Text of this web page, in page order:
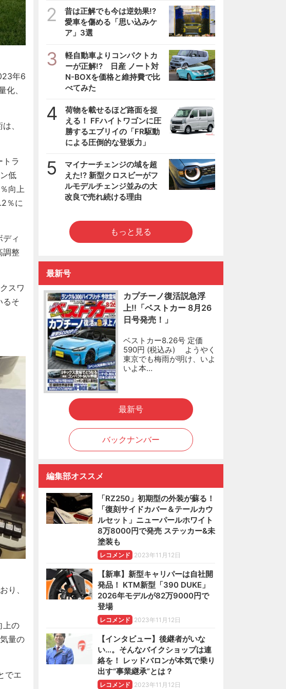
年6
、
、
トラ
低
向上
％に
ィ
調整
スワ
るそ
り、
上の
量の
でエ
2
昔は正解でも今は逆効果!?
愛車を傷める「思い込みケ
ア」3選
3
軽自動車よりコンパクトカ
ーが正解!? 日産 ノート対
N-BOXを価格と維持費で比
べてみた
4
荷物を載せるほど路面を捉
える！ FFハイトワゴンに圧
勝するエブリイの「FR駆動
による圧倒的な登坂力」
5
マイナーチェンジの域を超
えた!? 新型クロスビーがフ
ルモデルチェンジ並みの大
改良で売れ続ける理由
もっと見る
最新号
カプチーノ復活説急浮
上!!「ベストカー 8月26
日号発売！」
ベストカー8.26号 定価
590円 (税込み) ようやく
東京でも梅雨が明け、いよ
いよ本…
最新号
バックナンバー
編集部オススメ
「RZ250」初期型の外装が蘇る！
「復刻サイドカバー＆テールカウ
ルセット」ニューパールホワイト
8万8000円で発売 ステッカー&未
塗装も
レコメンド 2023年11月12日
【新車】新型キャリパーは自社開
発品！ KTM新型「390 DUKE」
2026年モデルが82万9000円で
登場
レコメンド 2023年11月12日
【インタビュー】後継者がいな
い…。そんなバイクショップは連
絡を！ レッドバロンが本気で乗り
出す“事業継承”とは？
レコメンド 2023年11月12日